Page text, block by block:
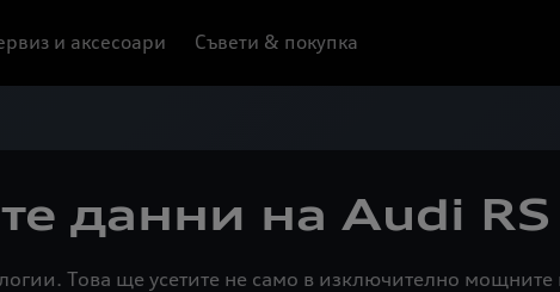
и аксесоари Съвети & покупка
данни на Audi
Това ще усетите не само в изключително